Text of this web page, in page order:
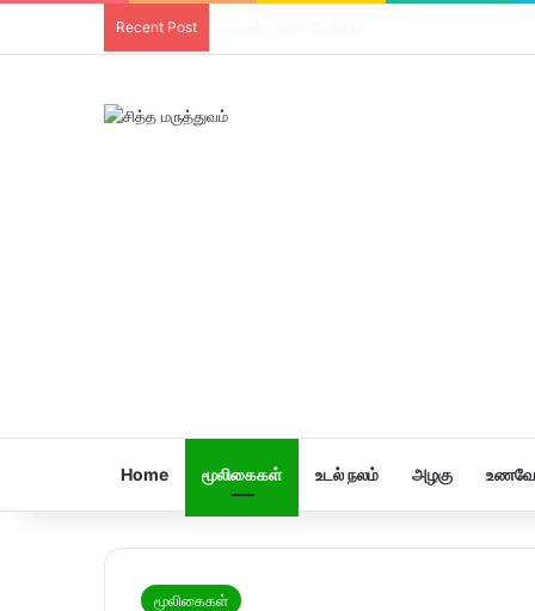
Recent Post
Home மூலிகைகள் உடல் நலம் அழகு உணவே
மூலிகைகள்